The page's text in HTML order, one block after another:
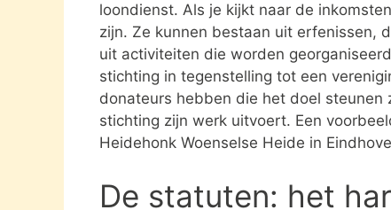
loondienst. Als je kijkt naar de
zijn. Ze kunnen bestaan uit erfenissen,
uit activiteiten die worden
stichting in tegenstelling tot een
donateurs hebben die het doel
stichting zijn werk uitvoert. Een
Heidehonk Woenselse Heide in
De statuten: het